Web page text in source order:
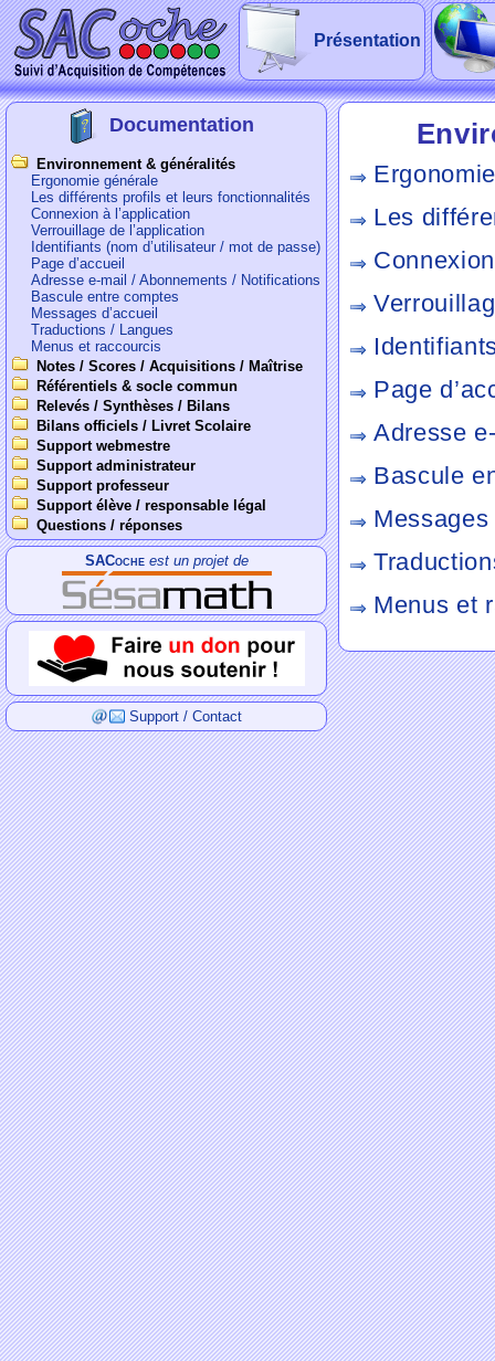
Présentation
Documentation
Environnement & généralités
Ergonomie générale
Les différents profils et leurs fonctionnalités
Connexion à l’application
Verrouillage de l’application
Identifiants (nom d’utilisateur / mot de passe)
Page d’accueil
Adresse e-mail / Abonnements / Notifications
Bascule entre comptes
Messages d’accueil
Traductions / Langues
Menus et raccourcis
Notes / Scores / Acquisitions / Maîtrise
Référentiels & socle commun
Relevés / Synthèses / Bilans
Bilans officiels / Livret Scolaire
Support webmestre
Support administrateur
Support professeur
Support élève / responsable légal
Questions / réponses
SACocheest un projet de
Support / Contact
Les
Page
Adresse
Bascule
Messages
Menus et